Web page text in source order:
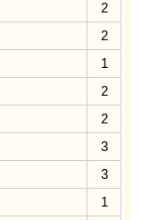
2
2
1
2
2
3
3
1